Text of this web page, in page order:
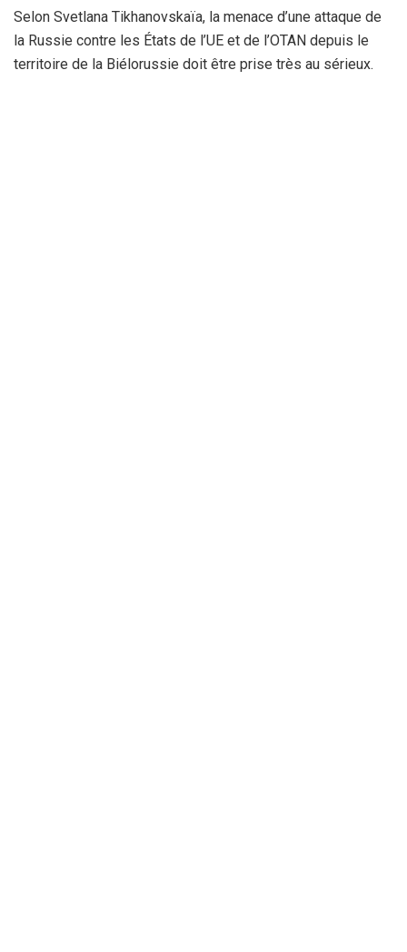
Selon Svetlana Tikhanovskaïa, la menace d’une attaque de
la Russie contre les États de l’UE et de l’OTAN depuis le
territoire de la Biélorussie doit être prise très au sérieux.